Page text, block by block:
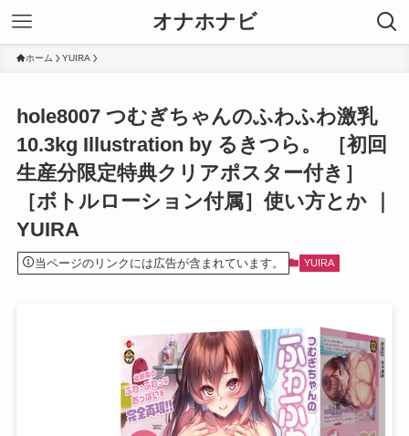
オナホナビ
ホーム YUIRA
hole8007 つむぎちゃんのふわふわ激乳
10.3kg Illustration by るきつら。 ［初回
生産分限定特典クリアポスター付き］
［ボトルローション付属］使い方とか ｜
YUIRA
当ページのリンクには広告が含まれています。 YUIRA